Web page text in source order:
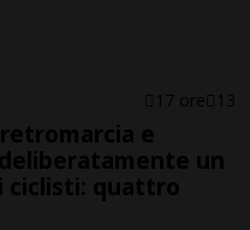
17 ore 13
e
un
ciclisti: quattro